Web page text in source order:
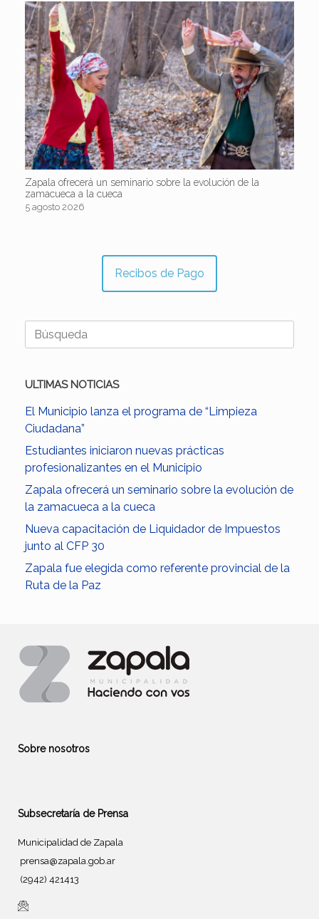
Zapala ofrecerá un seminario sobre la evolución de la
zamacueca a la cueca
5 agosto 2026
Recibos de Pago
Buscar:
ULTIMAS NOTICIAS
El Municipio lanza el programa de “Limpieza
Ciudadana”
Estudiantes iniciaron nuevas prácticas
profesionalizantes en el Municipio
Zapala ofrecerá un seminario sobre la evolución de
la zamacueca a la cueca
Nueva capacitación de Liquidador de Impuestos
junto al CFP 30
Zapala fue elegida como referente provincial de la
Ruta de la Paz
Sobre nosotros
Subsecretaría de Prensa
Municipalidad de Zapala
prensa@zapala.gob.ar
(2942) 421413